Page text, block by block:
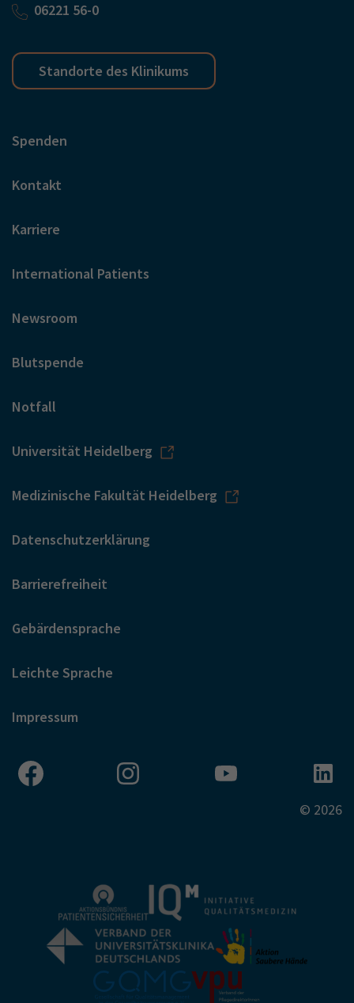
06221 56-0
Standorte des Klinikums
Spenden
Kontakt
Karriere
International Patients
Newsroom
Blutspende
Notfall
Universität Heidelberg
Medizinische Fakultät Heidelberg
Datenschutzerklärung
Barrierefreiheit
Gebärdensprache
Leichte Sprache
Impressum
© 2026